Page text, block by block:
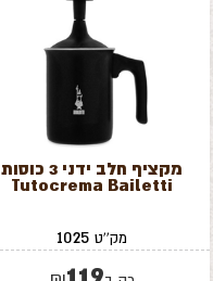
מקציף חלב ידני 3 כוסות
Tutocrema Bailetti
מק''ט 1025